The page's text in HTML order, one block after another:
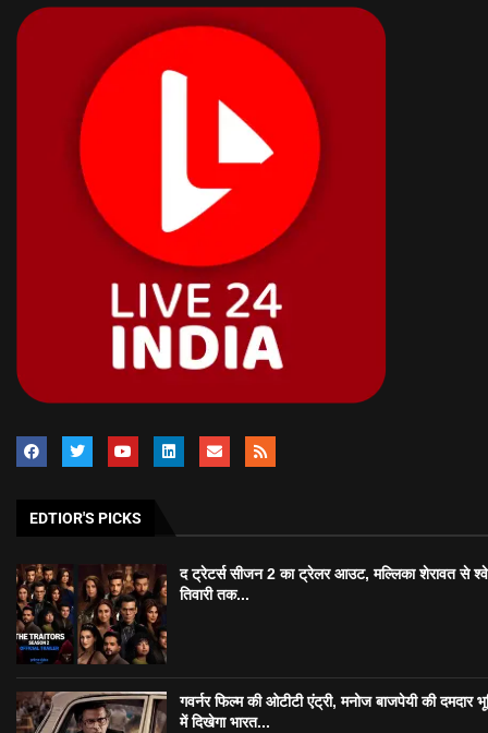
EDTIOR'S PICKS
द ट्रेटर्स सीजन 2 का ट्रेलर आउट, मल्लिका शेरावत से
तिवारी तक...
गवर्नर फिल्म की ओटीटी एंट्री, मनोज बाजपेयी की दमदार
में दिखेगा भारत...